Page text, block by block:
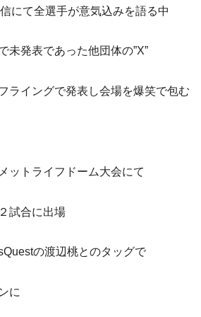
にて全選手が意気込みを語る中
未発表であった他団体の”X”
ライングで発表し会場を爆笑で包む
ットライフドーム大会にて
試合に出場
の渡辺桃とのタッグで
に